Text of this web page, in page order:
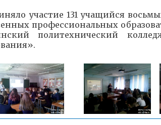
участие 131 учащийся
профессиональных
политехнический